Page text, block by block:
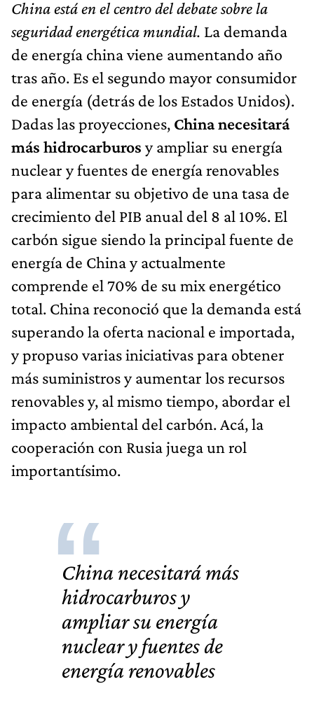
China está en el centro del debate sobre la
seguridad energética mundial. La demanda
de energía china viene aumentando año
tras año. Es el segundo mayor consumidor
de energía (detrás de los Estados Unidos).
Dadas las proyecciones, China necesitará
más hidrocarburos y ampliar su energía
nuclear y fuentes de energía renovables
para alimentar su objetivo de una tasa de
crecimiento del PIB anual del 8 al 10%. El
carbón sigue siendo la principal fuente de
energía de China y actualmente
comprende el 70% de su mix energético
total. China reconoció que la demanda está
superando la oferta nacional e importada,
y propuso varias iniciativas para obtener
más suministros y aumentar los recursos
renovables y, al mismo tiempo, abordar el
impacto ambiental del carbón. Acá, la
cooperación con Rusia juega un rol
importantísimo.
China necesitará más
hidrocarburosy
ampliar su energía
nuclear y fuentes de
energía renovables